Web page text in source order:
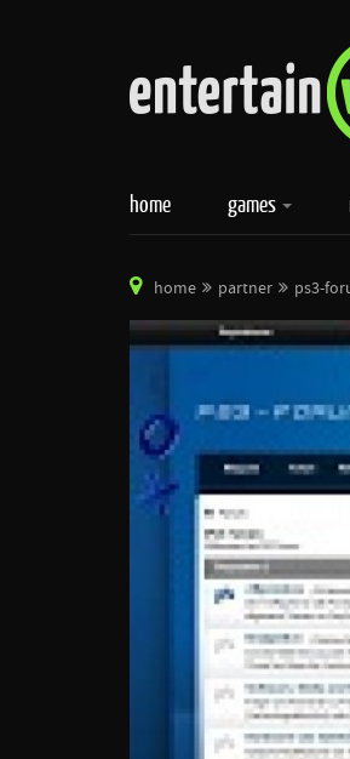
home games
home partner ps3-